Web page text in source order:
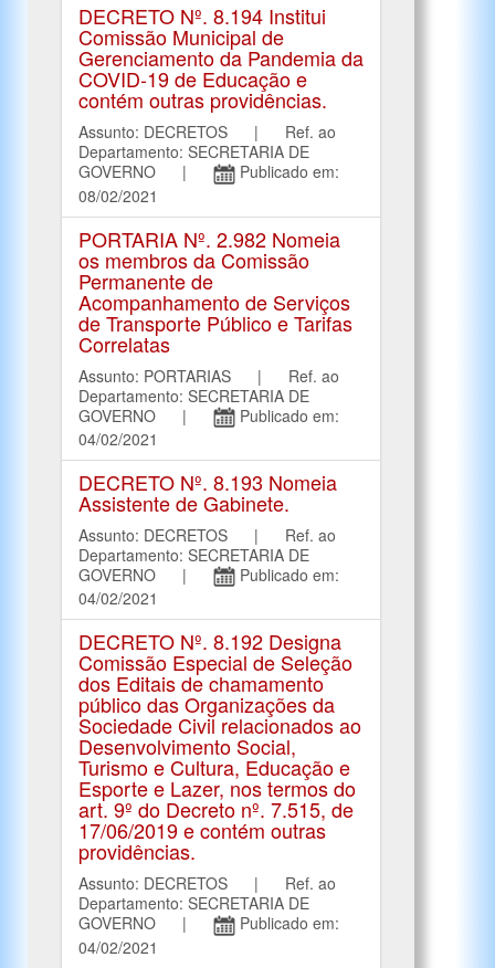
DECRETO Nº. 8.194 Institui
Comissão Municipal de
Gerenciamento da Pandemia da
COVID-19 de Educação e
contém outras providências.
Assunto: DECRETOS | Ref. ao
Departamento: SECRETARIA DE
GOVERNO |
Publicado em:
08/02/2021
PORTARIA Nº. 2.982 Nomeia
os membros da Comissão
Permanente de
Acompanhamento de Serviços
de Transporte Público e Tarifas
Correlatas
Assunto: PORTARIAS | Ref. ao
Departamento: SECRETARIA DE
GOVERNO |
Publicado em:
04/02/2021
DECRETO Nº. 8.193 Nomeia
Assistente de Gabinete.
Assunto: DECRETOS | Ref. ao
Departamento: SECRETARIA DE
GOVERNO |
Publicado em:
04/02/2021
DECRETO Nº. 8.192 Designa
Comissão Especial de Seleção
dos Editais de chamamento
público das Organizações da
Sociedade Civil relacionados ao
Desenvolvimento Social,
Turismo e Cultura, Educação e
Esporte e Lazer, nos termos do
art. 9º do Decreto nº. 7.515, de
17/06/2019 e contém outras
providências.
Assunto: DECRETOS | Ref. ao
Departamento: SECRETARIA DE
GOVERNO |
Publicado em:
04/02/2021